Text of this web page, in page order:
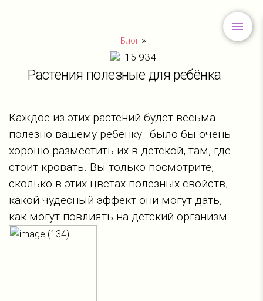
Блог»
15 934
Растения полезные для ребёнка
Каждое из этих растений будет весьма
полезно вашему ребенку : было бы очень
хорошо разместить их в детской, там, где
стоит кровать. Вы только посмотрите,
сколько в этих цветах полезных свойств,
какой чудесный эффект они могут дать,
как могут повлиять на детский организм :